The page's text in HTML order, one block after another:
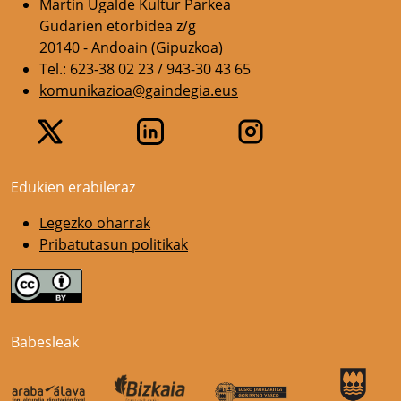
Martin Ugalde Kultur Parkea
Gudarien etorbidea z/g
20140 - Andoain (Gipuzkoa)
Tel.: 623-38 02 23 / 943-30 43 65
komunikazioa@gaindegia.eus
Edukien erabileraz
Legezko oharrak
Pribatutasun politikak
Babesleak